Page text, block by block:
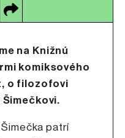
na Knižnú
komiksového
o filozofovi
patrí